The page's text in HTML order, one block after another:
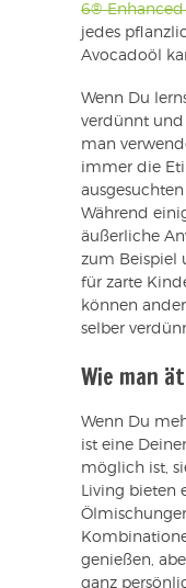
6® Enhanced
jedes
Avocadoöl
Wenn Du
verdünnt und
man
immer die
Während
äußerliche
zum Beispiel
für zarte
können
selber
Wie man
Wenn Du
ist eine
möglich ist,
Living bieten
genießen,
ganz